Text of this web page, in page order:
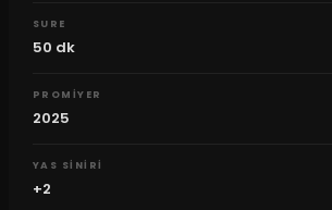
SURE
50 dk
PROMIYER
2025
YAS SINIRI
+2